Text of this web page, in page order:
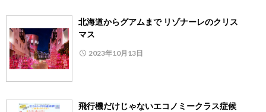
北海道からグアムまで リゾナーレのクリス
マス
2023年10月13日
飛行機だけじゃないエコノミークラス症候